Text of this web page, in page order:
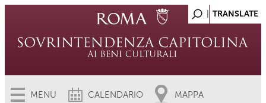
MENU CALENDARIO MAPPA